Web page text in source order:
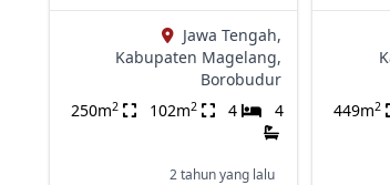
Jawa Tengah,
Kabupaten Magelang,
Borobudur
250m2 102m2 4 4
2 tahun yang lalu
449m2